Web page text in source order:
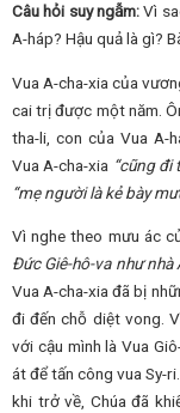
Câu hỏi suy ngẫm:Vì
A-háp? Hậu quả là gì?
Vua A-cha-xia của
cai trị được một năm.
tha-li, con của Vua A-
Vua A-cha-xia “cũng đi
“mẹ người là kẻ bày
Vì nghe theo mưu ác
Đức Giê-hô-va như nhà
Vua A-cha-xia đã bị
đi đến chỗ diệt vong.
với cậu mình là Vua
át để tấn công vua Sy-
khi trở về, Chúa đã